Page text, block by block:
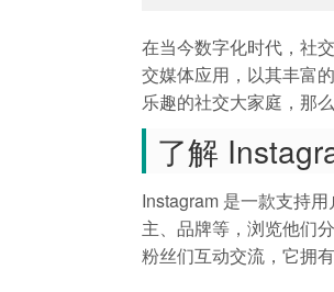
在当今数字化时代，社
交媒体应用，以其丰富
乐趣的社交大家庭，那
了解
Instagram 是一款支持
主、品牌等，浏览他们
粉丝们互动交流，它拥